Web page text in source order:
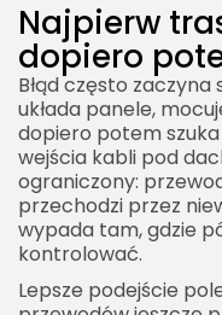
Najpierw
dopiero
Błąd często
układa panele,
dopiero potem
wejścia kabli pod
ograniczony:
przechodzi przez
wypada tam, gdzie
kontrolować.
Lepsze podejście